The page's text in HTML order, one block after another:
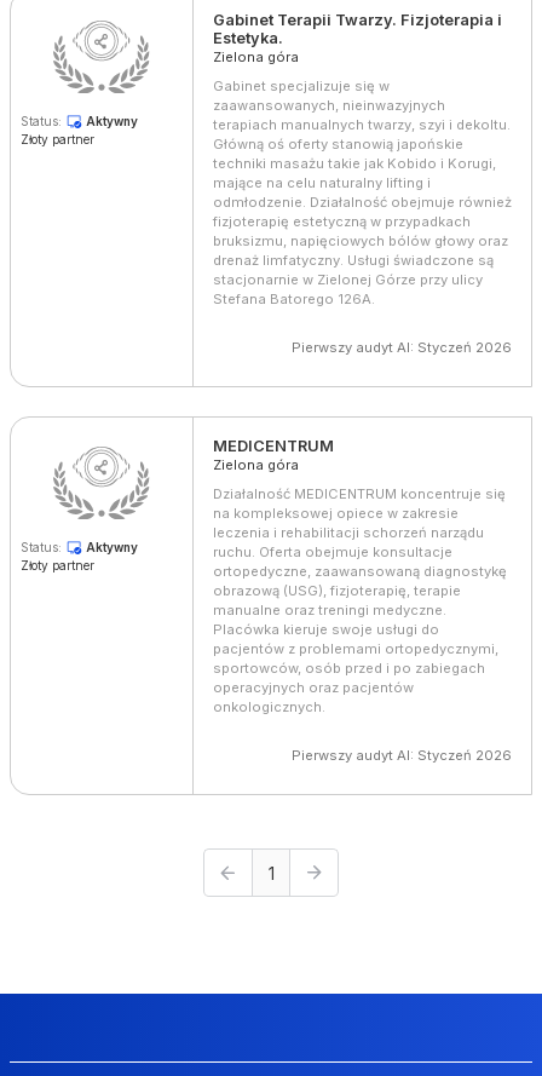
Status:
Aktywny
Złoty partner
Gabinet Terapii Twarzy. Fizjoterapia i
Estetyka.
Zielona góra
Gabinet specjalizuje się w
zaawansowanych, nieinwazyjnych
terapiach manualnych twarzy, szyi i dekoltu.
Główną oś oferty stanowią japońskie
techniki masażu takie jak Kobido i Korugi,
mające na celu naturalny lifting i
odmłodzenie. Działalność obejmuje również
fizjoterapię estetyczną w przypadkach
bruksizmu, napięciowych bólów głowy oraz
drenaż limfatyczny. Usługi świadczone są
stacjonarnie w Zielonej Górze przy ulicy
Stefana Batorego 126A.
Pierwszy audyt AI: Styczeń 2026
Status:
Aktywny
Złoty partner
MEDICENTRUM
Zielona góra
Działalność MEDICENTRUM koncentruje się
na kompleksowej opiece w zakresie
leczenia i rehabilitacji schorzeń narządu
ruchu. Oferta obejmuje konsultacje
ortopedyczne, zaawansowaną diagnostykę
obrazową (USG), fizjoterapię, terapie
manualne oraz treningi medyczne.
Placówka kieruje swoje usługi do
pacjentów z problemami ortopedycznymi,
sportowców, osób przed i po zabiegach
operacyjnych oraz pacjentów
onkologicznych.
Pierwszy audyt AI: Styczeń 2026
1